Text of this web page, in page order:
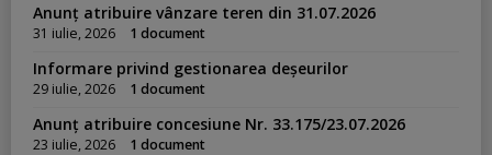
Anunț atribuire vânzare teren din 31.07.2026
31 iulie, 2026 1 document
Informare privind gestionarea deșeurilor
29 iulie, 2026 1 document
Anunț atribuire concesiune Nr. 33.175/23.07.2026
23 iulie, 2026 1 document